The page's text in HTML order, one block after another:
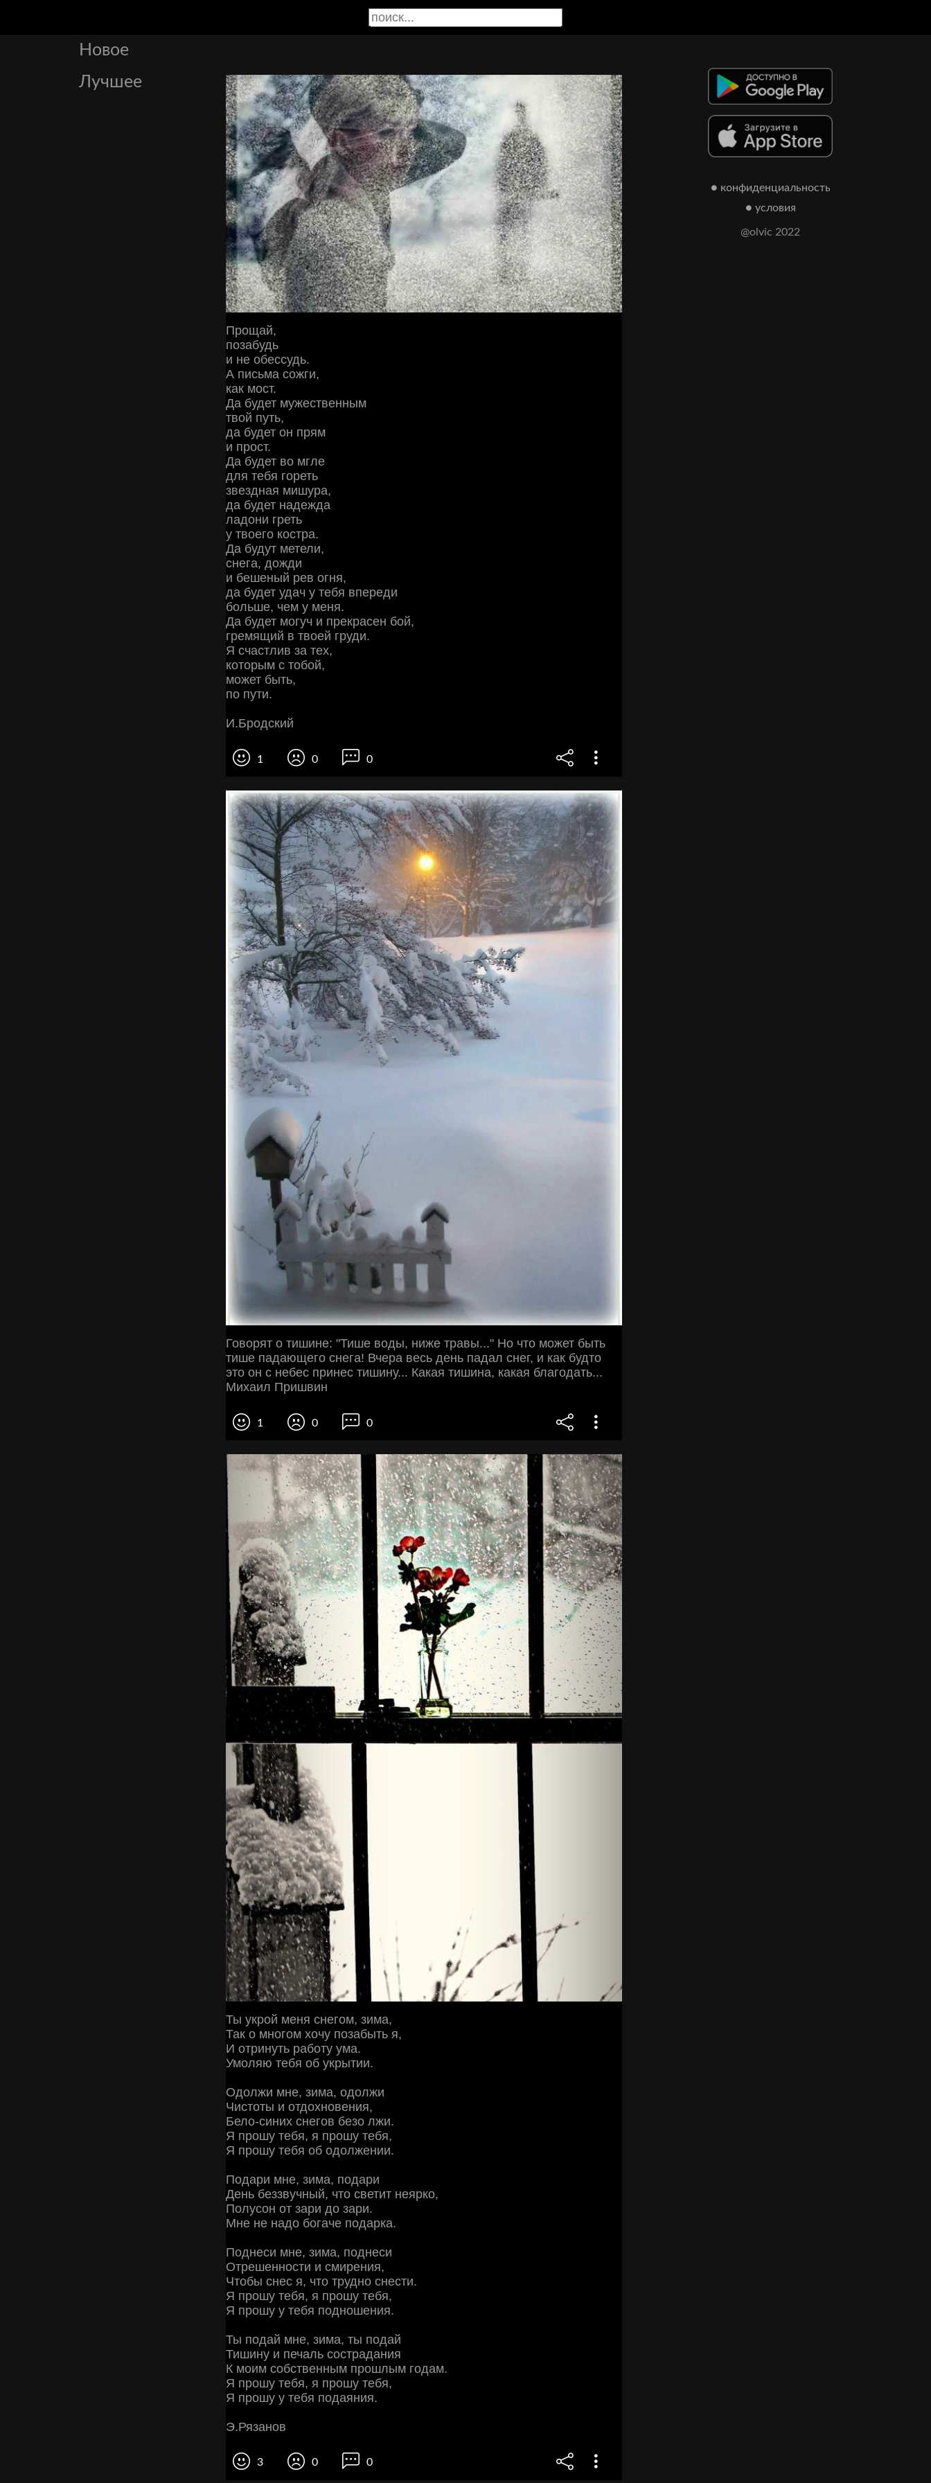
Новое
Лучшее
Прощай,
позабудь
и не обессудь.
А письма сожги,
как мост.
Да будет мужественным
твой путь,
да будет он прям
и прост.
Да будет во мгле
для тебя гореть
звездная мишура,
да будет надежда
ладони греть
у твоего костра.
Да будут метели,
снега, дожди
и бешеный рев огня,
да будет удач у тебя впереди
больше, чем у меня.
Да будет могуч и прекрасен бой,
гремящий в твоей груди.
Я счастлив за тех,
которым с тобой,
может быть,
по пути.
И.Бродский
1 0 0
Говорят о тишине: "Тише воды, ниже травы..." Но что может быть
тише падающего снега! Вчера весь день падал снег, и как будто
это он с небес принес тишину... Какая тишина, какая благодать...
Михаил Пришвин
1 0 0
Ты укрой меня снегом, зима,
Так о многом хочу позабыть я,
И отринуть работу ума.
Умоляю тебя об укрытии.
Одолжи мне, зима, одолжи
Чистоты и отдохновения,
Бело-синих снегов безо лжи.
Я прошу тебя, я прошу тебя,
Я прошу тебя об одолжении.
Подари мне, зима, подари
День беззвучный, что светит неярко,
Полусон от зари до зари.
Мне не надо богаче подарка.
Поднеси мне, зима, поднеси
Отрешенности и смирения,
Чтобы снес я, что трудно снести.
Я прошу тебя, я прошу тебя,
Я прошу у тебя подношения.
Ты подай мне, зима, ты подай
Тишину и печаль сострадания
К моим собственным прошлым годам.
Я прошу тебя, я прошу тебя,
Я прошу у тебя подаяния.
Э.Рязанов
3 0 0
● конфиденциальность
● условия
@olvic 2022